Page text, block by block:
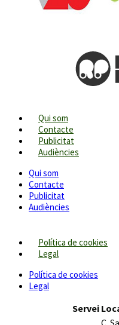
Qui som
Contacte
Publicitat
Audiències
Qui som
Contacte
Publicitat
Audiències
Política de cookies
Legal
Política de cookies
Legal
Servei
C.